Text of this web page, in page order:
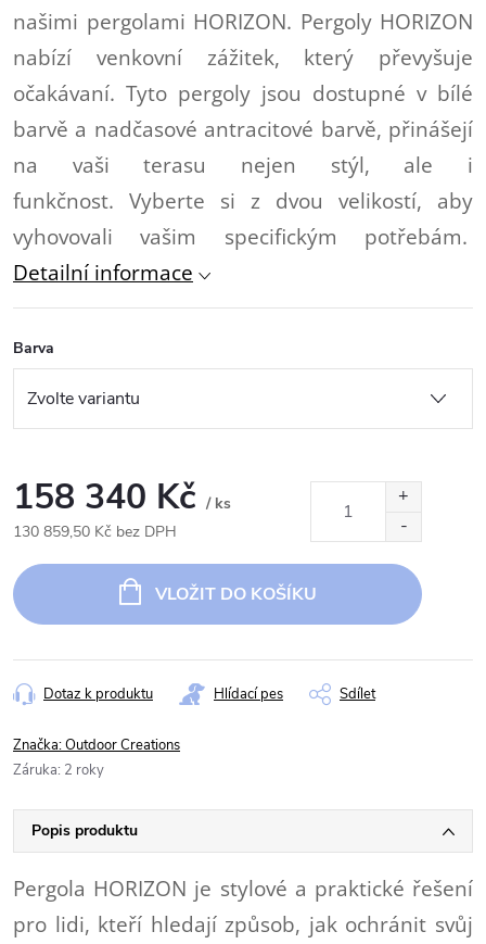
našimi pergolami HORIZON. Pergoly HORIZON
nabízí venkovní zážitek, který převyšuje
očakávaní. Tyto pergoly jsou dostupné v bílé
barvě a nadčasové antracitové barvě, přinášejí
na vaši terasu nejen stýl, ale i
funkčnost. Vyberte si z dvou velikostí, aby
vyhovovali vašim specifickým potřebám.
Detailní informace
Barva
158 340 Kč / ks
130 859,50 Kč bez DPH
cena:
VLOŽIT DO KOŠÍKU
Dotaz k produktu Hlídací pes Sdílet
Značka:Outdoor Creations
Záruka: 2 roky
Popis produktu
Pergola HORIZON je stylové a praktické řešení
pro lidi, kteří hledají způsob, jak ochránit svůj